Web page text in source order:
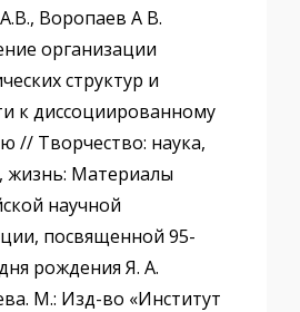
Воропаев А В.
организации
структур и
к диссоциированному
// Творчество: наука,
жизнь: Материалы
научной
посвященной 95-
рождения Я. А.
М.: Изд-во «Институт